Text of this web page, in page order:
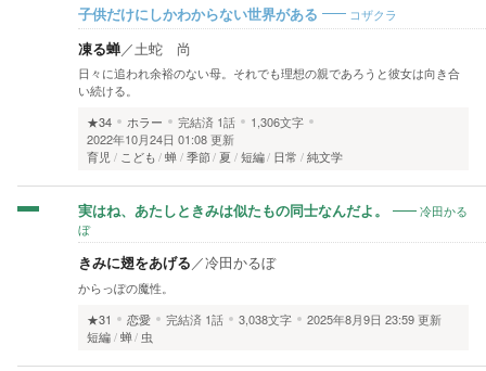
子供だけにしかわからない世界がある コザクラ
凍る蝉／土蛇 尚
日々に追われ余裕のない母。それでも理想の親であろうと彼女は向き合
い続ける。
★34
ホラー 完結済 1話
1,306文字
2022年10月24日 01:08 更新
育児
こども 蝉 季節 夏 短編 日常 純文学
実はね、あたしときみは似たもの同士なんだよ。
冷田かる
ぼ
きみに翅をあげる／冷田かるぼ
からっぽの魔性。
★31
恋愛 完結済 1話 3,038文字
2025年8月9日 23:59 更新
短編 蝉 虫